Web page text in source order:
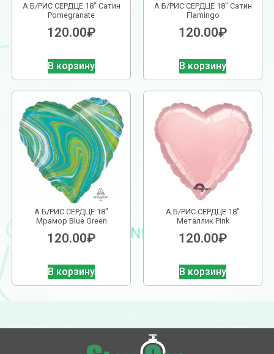
А Б/РИС СЕРДЦЕ 18″ Сатин
Pomegranate
120.00₽
В корзину
А Б/РИС СЕРДЦЕ 18″ Сатин
Flamingo
120.00₽
В корзину
А Б/РИС СЕРДЦЕ 18″
Мрамор Blue Green
120.00₽
В корзину
А Б/РИС СЕРДЦЕ 18″
Металлик Pink
120.00₽
В корзину